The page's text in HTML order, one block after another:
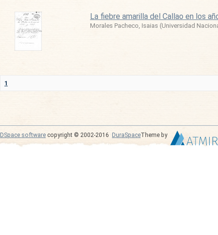
La fiebre amarilla del Callao en los
Morales Pacheco, Isaias (Universidad
1
DSpace software copyright © 2002-2016 DuraSpaceTheme by